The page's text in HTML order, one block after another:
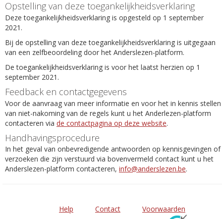
Opstelling van deze toegankelijkheidsverklaring
Deze toegankelijkheidsverklaring is opgesteld op 1 september
2021.
Bij de opstelling van deze toegankelijkheidsverklaring is uitgegaan
van een zelfbeoordeling door het Anderslezen-platform.
De toegankelijkheidsverklaring is voor het laatst herzien op 1
september 2021.
Feedback en contactgegevens
Voor de aanvraag van meer informatie en voor het in kennis stellen
van niet-nakoming van de regels kunt u het Anderlezen-platform
contacteren via de contactpagina op deze website.
Handhavingsprocedure
In het geval van onbevredigende antwoorden op kennisgevingen of
verzoeken die zijn verstuurd via bovenvermeld contact kunt u het
Anderslezen-platform contacteren, info@anderslezen.be.
Help Contact
Voorwaarden